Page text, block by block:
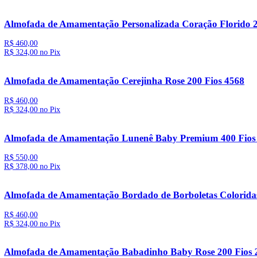
Almofada de Amamentação Personalizada Coração Florido
R$ 460,00
R$ 324,00 no Pix
Almofada de Amamentação Cerejinha Rose 200 Fios 4568
R$ 460,00
R$ 324,00 no Pix
Almofada de Amamentação Lunenê Baby Premium 400
R$ 550,00
R$ 378,00 no Pix
Almofada de Amamentação Bordado de Borboletas
R$ 460,00
R$ 324,00 no Pix
Almofada de Amamentação Babadinho Baby Rose 200 Fios